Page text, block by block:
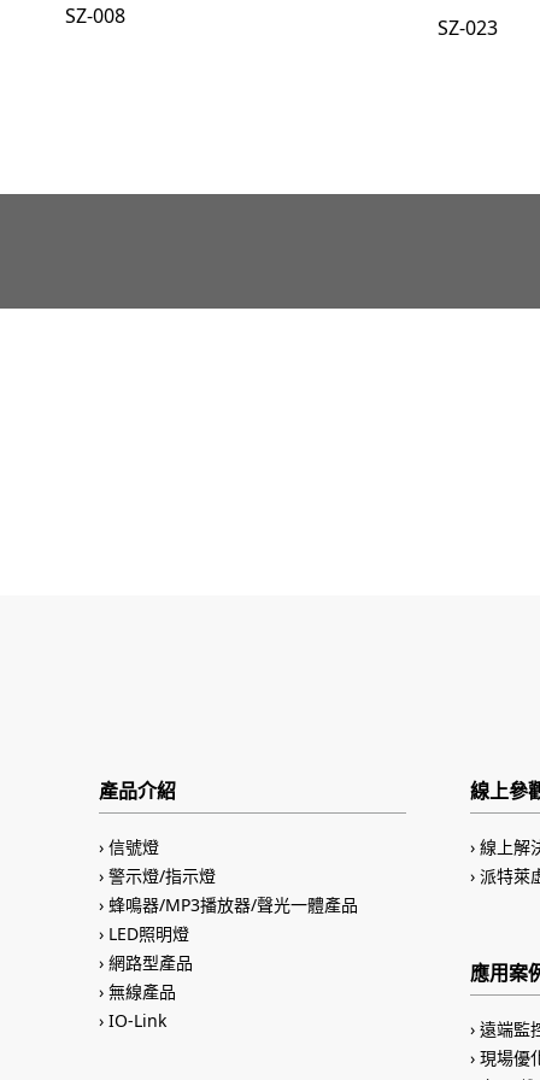
SZ-008 SZ-023
產品介紹
信號燈
警示燈/指示燈
蜂鳴器/MP3播放器/聲光一體產品
LED照明燈
網路型產品
無線產品
IO-Link
線上參
線上解
派特萊
應用案
遠端監
現場優